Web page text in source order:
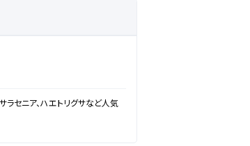
セニア、ハエトリグサなど人気